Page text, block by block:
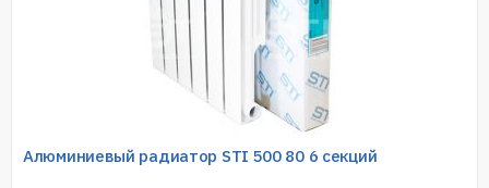
Алюминиевый радиатор STI 500 80 6 секций